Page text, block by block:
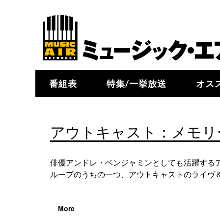
番組表 特集/一挙放送 オス
アウトキャスト：メモ
俳優アンドレ・ベンジャミンとしても活躍す
ループのうちの一つ、アウトキャストのライ
More